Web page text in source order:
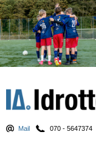
Mail 070 - 5647374